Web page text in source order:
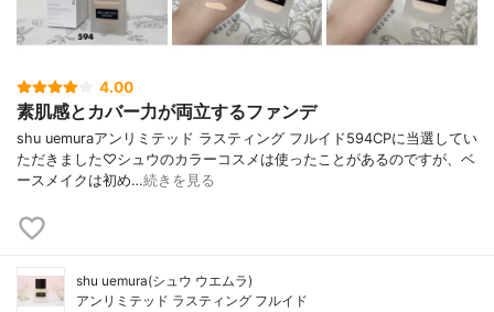
4.00
素肌感とカバー力が両立するファンデ
shu uemuraアンリミテッド ラスティング フルイド594CPに当選してい
ただきました♡シュウのカラーコスメは使ったことがあるのですが、ベ
ースメイクは初め…続きを見る
shu uemura(シュウ ウエムラ)
アンリミテッド ラスティング フルイド